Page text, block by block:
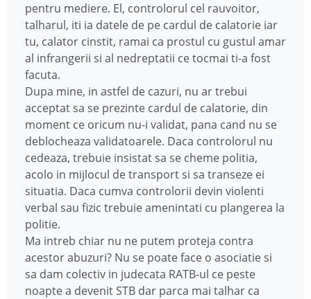
pentru mediere. El, controlorul cel rauvoitor,
talharul, iti ia datele de pe cardul de calatorie iar
tu, calator cinstit, ramai ca prostul cu gustul amar
al infrangerii si al nedreptatii ce tocmai ti-a fost
facuta.
Dupa mine, in astfel de cazuri, nu ar trebui
acceptat sa se prezinte cardul de calatorie, din
moment ce oricum nu-i validat, pana cand nu se
deblocheaza validatoarele. Daca controlorul nu
cedeaza, trebuie insistat sa se cheme politia,
acolo in mijlocul de transport si sa transeze ei
situatia. Daca cumva controlorii devin violenti
verbal sau fizic trebuie amenintati cu plangerea la
politie.
Ma intreb chiar nu ne putem proteja contra
acestor abuzuri? Nu se poate face o asociatie si
sa dam colectiv in judecata RATB-ul ce peste
noapte a devenit STB dar parca mai talhar ca